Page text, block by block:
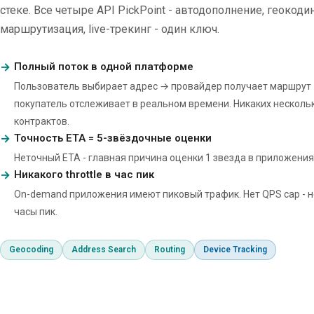
стеке. Все четыре API PickPoint - автодополнение,
маршрутизация, live-трекинг - один ключ.
Полный поток в одной платформе
Пользователь выбирает адрес → провайдер получает
покупатель отслеживает в реальном времени. Никаких
контрактов.
Точность ETA = 5-звёздочные оценки
Неточный ETA - главная причина оценки 1 звезда в
Никакого throttle в час пик
On-demand приложения имеют пиковый трафик. Нет QPS cap -
часы пик.
Geocoding Address Search Routing Device Tracking